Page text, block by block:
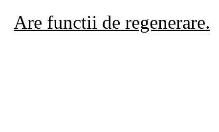
Are functii de regenerare.